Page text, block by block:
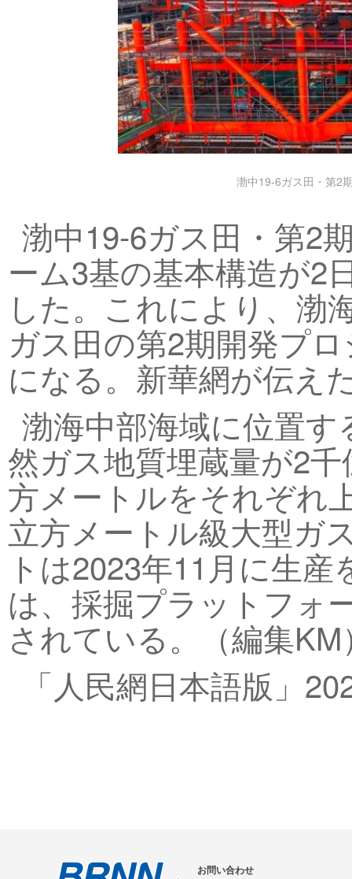
渤中19-6ガス田・第2
渤中19-6ガス田・第2
ーム3基の基本構造が2
した。これにより、渤
ガス田の第2期開発プ
になる。新華網が伝え
渤海中部海域に位置
然ガス地質埋蔵量が2
方メートルをそれぞれ
立方メートル級大型ガ
トは2023年11月に生
は、採掘プラットフォ
されている。（編集KM
「人民網日本語版」
お問い合わせ